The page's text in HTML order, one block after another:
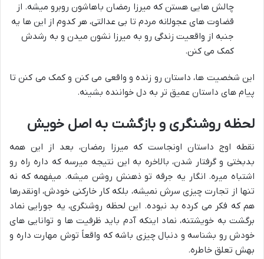
چالش هایی هستن که میرزا رمضان باهاشون روبرو میشه. از
قضاوت های عجولانه مردم تا بی عدالتی، هر کدوم از این ها یه
جنبه از واقعیت زندگی رو به میرزا نشون میدن و به رشدش
کمک می کنن.
این شخصیت ها، داستان رو زنده و واقعی می کنن و کمک می کنن تا
پیام های داستان عمیق تر به دل خواننده بشینه.
لحظه روشنگری و بازگشت به اصل خویش
نقطه اوج داستان اونجاست که میرزا رمضان، بعد از این همه
بدبختی و گرفتار شدن، بالاخره به این نتیجه میرسه که داره راه رو
اشتباه میره. انگار یه جرقه تو ذهنش روشن میشه. میفهمه که نه
تنها از تجارت چیزی سرش نمیشه، بلکه کار خارکنی خودش، اونقدرها
هم که فکر می کرده بد نبوده. این لحظه روشنگری، یه جورایی نماد
برگشت به خویشتنه، نماد اینکه آدم باید ظرفیت ها و توانایی های
خودش رو بشناسه و دنبال چیزی باشه که واقعاً توش مهارت داره و
بهش تعلق خاطره.